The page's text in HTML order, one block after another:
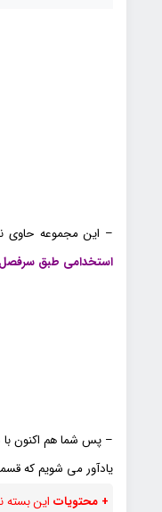
– این مجموعه حاوی
استخدامی طبق
– پس شما هم اکنون با
یادآور می شویم که
+ محتویات این بسته